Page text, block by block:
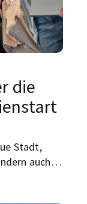
die
Stadt,
auch: